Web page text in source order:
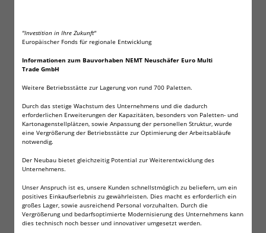
"Investition in Ihre Zukunft"
Europäischer Fonds für regionale Entwicklung
Informationen zum Bauvorhaben NEMT Neuschäfer Euro Multi
Trade GmbH
Weitere Betriebsstätte zur Lagerung von rund 700 Paletten.
Durch das stetige Wachstum des Unternehmens und die dadurch
erforderlichen Erweiterungen der Kapazitäten, besonders von Paletten- und
Kartonagenstellplätzen, sowie Anpassung der personellen Struktur, wurde
eine Vergrößerung der Betriebsstätte zur Optimierung der Arbeitsabläufe
notwendig.
Der Neubau bietet gleichzeitig Potential zur Weiterentwicklung des
Unternehmens.
Unser Anspruch ist es, unsere Kunden schnellstmöglich zu beliefern, um ein
positives Einkaufserlebnis zu gewährleisten. Dies macht es erforderlich ein
großes Lager, sowie ausreichend Personal vorzuhalten. Durch die
Vergrößerung und bedarfsoptimierte Modernisierung des Unternehmens kann
dies technisch noch besser und innovativer umgesetzt werden.
Diabolomagazinen aus Metall und einem BB-Magazin
aus Kunststoff.
Energiestufe (E₀)
< 3,0 J
Geschossgeschwindigkeit
(V₀)
110 m/s (361 fps)
Kaliber
4,5 mm (.177) Diabolo
Antrieb
Magazin- /
Trommelkapazität
10 Schuss